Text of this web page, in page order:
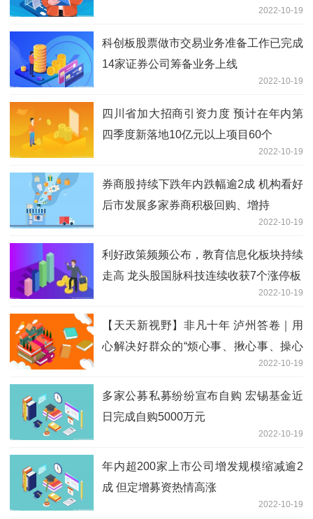
2022-10-19
科创板股票做市交易业务准备工作已完成
14家证券公司筹备业务上线
2022-10-19
四川省加大招商引资力度 预计在年内第
四季度新落地10亿元以上项目60个
2022-10-19
券商股持续下跌年内跌幅逾2成 机构看好
后市发展多家券商积极回购、增持
2022-10-19
利好政策频频公布，教育信息化板块持续
走高 龙头股国脉科技连续收获7个涨停板
2022-10-19
【天天新视野】非凡十年 泸州答卷｜用
心解决好群众的“烦心事、揪心事、操心
2022-10-19
多家公募私募纷纷宣布自购 宏锡基金近
日完成自购5000万元
2022-10-19
年内超200家上市公司增发规模缩减逾2
成 但定增募资热情高涨
2022-10-19